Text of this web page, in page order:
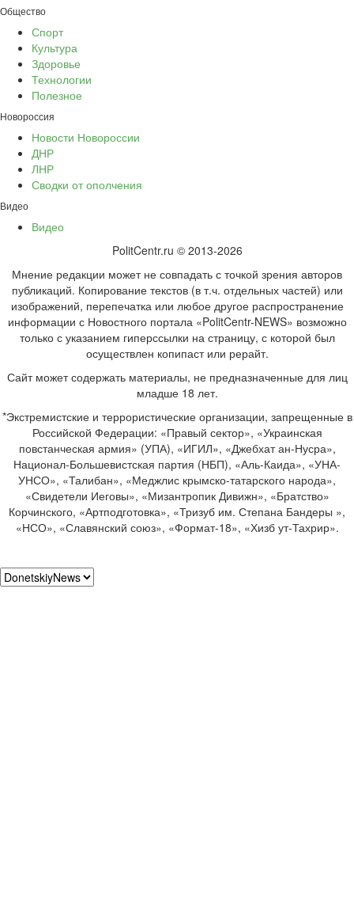
Общество
Спорт
Культура
Здоровье
Технологии
Полезное
Новороссия
Новости Новороссии
ДНР
ЛНР
Сводки от ополчения
Видео
Видео
PolitCentr.ru © 2013-2026
Мнение редакции может не совпадать с точкой зрения авторов
публикаций. Копирование текстов (в т.ч. отдельных частей) или
изображений, перепечатка или любое другое распространение
информации с Новостного портала «PolitCentr-NEWS» возможно
только с указанием гиперссылки на страницу, с которой был
осуществлен копипаст или рерайт.
Сайт может содержать материалы, не предназначенные для лиц
младше 18 лет.
*Экстремистские и террористические организации, запрещенные в
Российской Федерации: «Правый сектор», «Украинская
повстанческая армия» (УПА), «ИГИЛ», «Джебхат ан-Нусра»,
Национал-Большевистская партия (НБП), «Аль-Каида», «УНА-
УНСО», «Талибан», «Меджлис крымско-татарского народа»,
«Свидетели Иеговы», «Мизантропик Дивижн», «Братство»
Корчинского, «Артподготовка», «Тризуб им. Степана Бандеры »,
«НСО», «Славянский союз», «Формат-18», «Хизб ут-Тахрир».